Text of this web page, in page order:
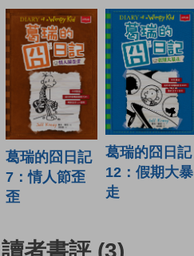
葛瑞的囧日記
7：情人節歪
歪
葛瑞的囧日記
12：假期大暴
走
讀者書評 (3)